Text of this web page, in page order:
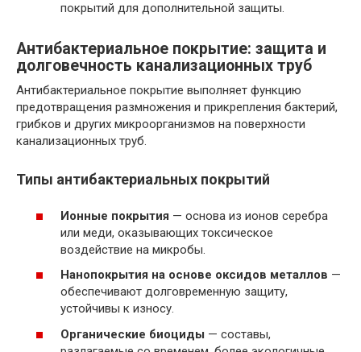
покрытий для дополнительной защиты.
Антибактериальное покрытие: защита и
долговечность канализационных труб
Антибактериальное покрытие выполняет функцию
предотвращения размножения и прикрепления бактерий,
грибков и других микроорганизмов на поверхности
канализационных труб.
Типы антибактериальных покрытий
Ионные покрытия — основа из ионов серебра
или меди, оказывающих токсическое
воздействие на микробы.
Нанопокрытия на основе оксидов металлов —
обеспечивают долговременную защиту,
устойчивы к износу.
Органические биоциды — составы,